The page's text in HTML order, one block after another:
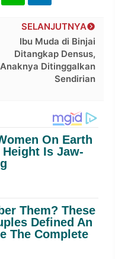
SELANJUTNYA
Ibu Muda di Binjai
Ditangkap Densus,
Anaknya Ditinggalkan
Sendirian